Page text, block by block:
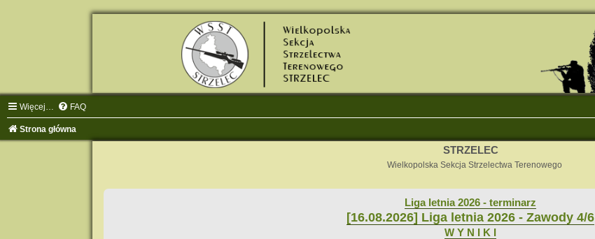
Więcej… FAQ
Strona główna
STRZELEC
Wielkopolska Sekcja Strzelectwa Terenowego
Liga letnia 2026 - terminarz
[16.08.2026] Liga letnia 2026 - Zawody 4/6
W Y N I K I